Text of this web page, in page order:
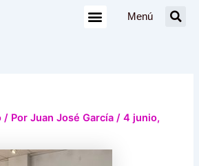
Menú
/ PorJuan José García/4 junio,